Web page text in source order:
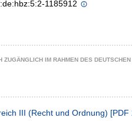
1185912
IM RAHMEN DES DEUTSCHEN
III (Recht und Ordnung) [PDF